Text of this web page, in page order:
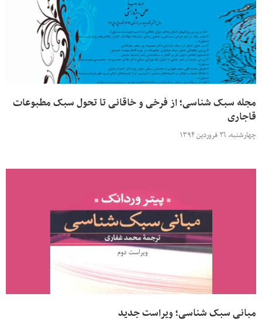
مجله سبک شناسی؛ از فرخی و خاقانی تا تحول سبک مطبوعات
قاجاری
چهارشنبه، ۲۶ فروردین ۱۳۹۴
مبانی سبک شناسی؛ ویراست جدید